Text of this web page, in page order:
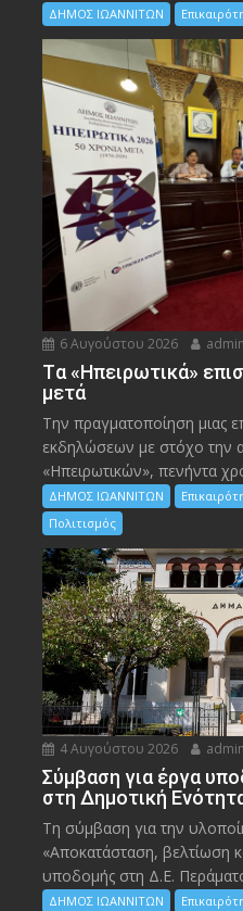
ΔΗΜΟΣ ΙΩΑΝΝΙΤΩΝ
6 Αυγούστου 2026
Tα «Ηπειρωτικά»
μετά
Την πραγματοποίηση μιας
εκδηλώσεων με στόχο την
«Ηπειρωτικών», πενήντα
ΔΗΜΟΣ ΙΩΑΝΝΙΤΩΝ
Πολιτισμός
4 Αυγούστου 2026
Σύμβαση για έργα
στη Δημοτική
Τη σύμβαση για την
«Αποκατάσταση, βελτίωση
υποδομής στη Δ.Ε.
ΔΗΜΟΣ ΙΩΑΝΝΙΤΩΝ